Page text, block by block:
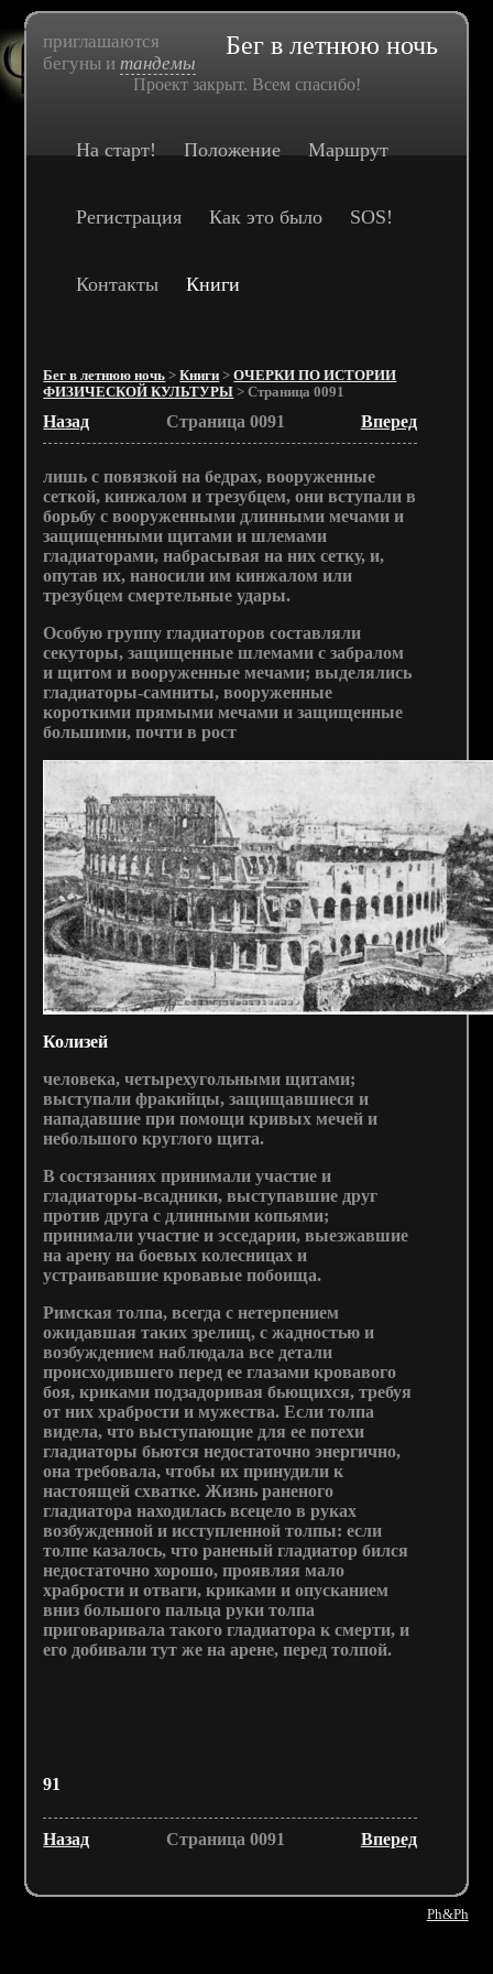
приглашаются
бегуны итандемы
Бег в летнюю ночь
Проект закрыт. Всем спасибо!
На старт! Положение Маршрут
Регистрация Как это было SOS!
Контакты Книги
Бег в летнюю ночь >Книги >ОЧЕРКИ ПО ИСТОРИИ
ФИЗИЧЕСКОЙ КУЛЬТУРЫ > Страница 0091
Назад Страница 0091 Вперед
лишь с повязкой на бедрах, вооруженные
сеткой, кинжалом и трезубцем, они вступали в
борьбу с вооруженными длинными мечами и
защищенными щитами и шлемами
гладиаторами, набрасывая на них сетку, и,
опутав их, наносили им кинжалом или
трезубцем смертельные удары.
Особую группу гладиаторов составляли
секуторы, защищенные шлемами с забралом
и щитом и вооруженные мечами; выделялись
гладиаторы-самниты, вооруженные
короткими прямыми мечами и защищенные
большими, почти в рост
Колизей
человека, четырехугольными щитами;
выступали фракийцы, защищавшиеся и
нападавшие при помощи кривых мечей и
небольшого круглого щита.
В состязаниях принимали участие и
гладиаторы-всадники, выступавшие друг
против друга с длинными копьями;
принимали участие и эсседарии, выезжавшие
на арену на боевых колесницах и
устраивавшие кровавые побоища.
Римская толпа, всегда с нетерпением
ожидавшая таких зрелищ, с жадностью и
возбуждением наблюдала все детали
происходившего перед ее глазами кровавого
боя, криками подзадоривая бьющихся, требуя
от них храбрости и мужества. Если толпа
видела, что выступающие для ее потехи
гладиаторы бьются недостаточно энергично,
она требовала, чтобы их принудили к
настоящей схватке. Жизнь раненого
гладиатора находилась всецело в руках
возбужденной и исступленной толпы: если
толпе казалось, что раненый гладиатор бился
недостаточно хорошо, проявляя мало
храбрости и отваги, криками и опусканием
вниз большого пальца руки толпа
приговаривала такого гладиатора к смерти, и
его добивали тут же на арене, перед толпой.
91
Назад Страница 0091 Вперед
Ph&Ph